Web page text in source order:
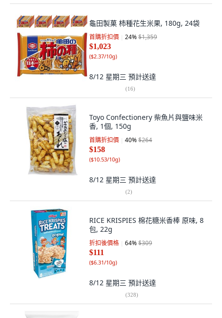
龜田製菓 柿種花生米果, 180g, 24袋
首購折扣價 24%$1,359
$1,023
($2.37/10g)
8/12 星期三 預計送達
(16)
Toyo Confectionery 柴魚片與鹽味米
香, 1個, 150g
首購折扣價 40%$264
$158
($10.53/10g)
8/12 星期三 預計送達
(2)
RICE KRISPIES 棉花糖米香棒 原味, 8
包, 22g
折扣後價格 64%$309
$111
($6.31/10g)
8/12 星期三 預計送達
(328)